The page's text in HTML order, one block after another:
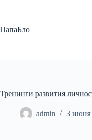
ПапаБло
Тренинги развития
admin 3 июня